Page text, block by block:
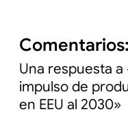
Comentarios:
Una respuesta a
impulso de
en EEU al 2030»